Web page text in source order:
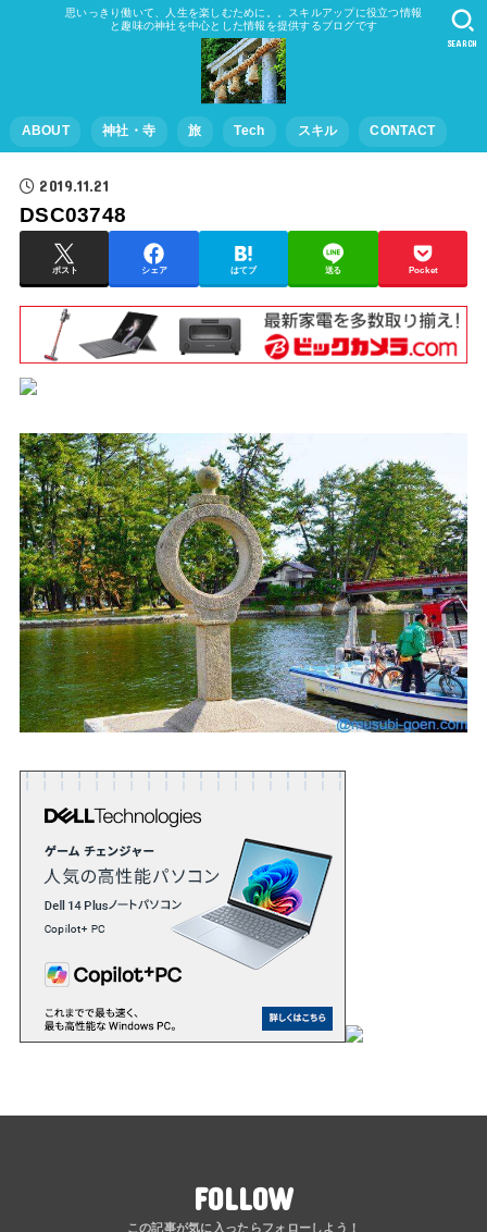
思いっきり働いて、人生を楽しむために。。スキルアップに役立つ情報
と趣味の神社を中心とした情報を提供するブログです
ABOUT 神社・寺 旅 Tech スキル CONTACT
SEARCH
2019.11.21
DSC03748
ポスト シェア はてブ 送る Pocket
FOLLOW